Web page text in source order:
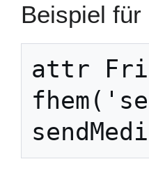
Beispiel
attr